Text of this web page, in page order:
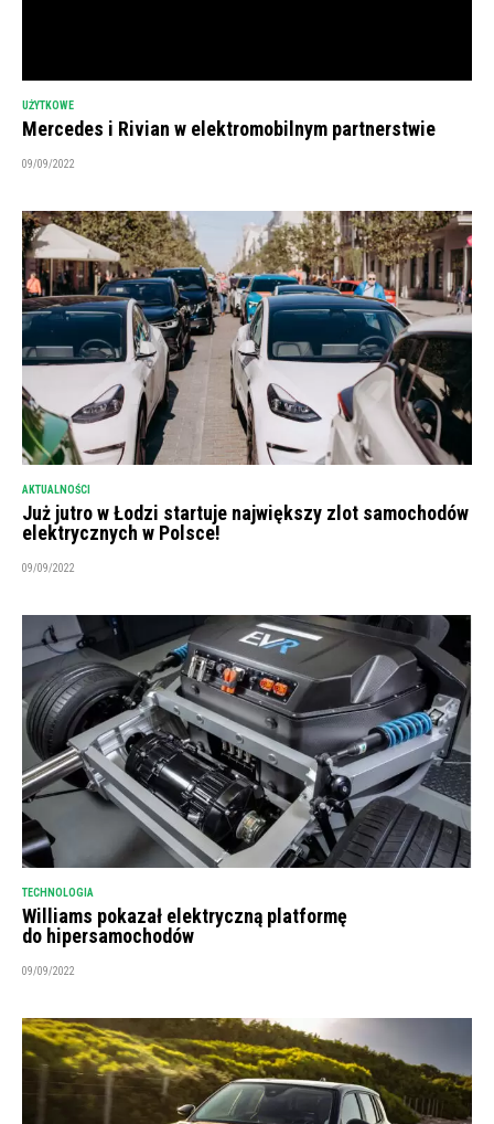
UŻYTKOWE
Mercedes i Rivian w elektromobilnym partnerstwie
09/09/2022
AKTUALNOŚCI
Już jutro w Łodzi startuje największy zlot samochodów
elektrycznych w Polsce!
09/09/2022
TECHNOLOGIA
Williams pokazał elektryczną platformę
do hipersamochodów
09/09/2022